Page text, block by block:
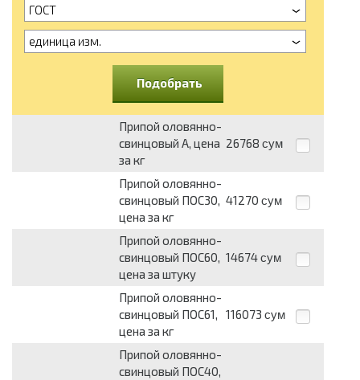
ГОСТ
единица изм.
Подобрать
Припой оловянно-
свинцовый А, цена
за кг
26768 сум
Припой оловянно-
свинцовый ПОС30,
цена за кг
41270 сум
Припой оловянно-
свинцовый ПОС60,
цена за штуку
14674 сум
Припой оловянно-
свинцовый ПОС61,
цена за кг
116073 сум
Припой оловянно-
свинцовый ПОС40,